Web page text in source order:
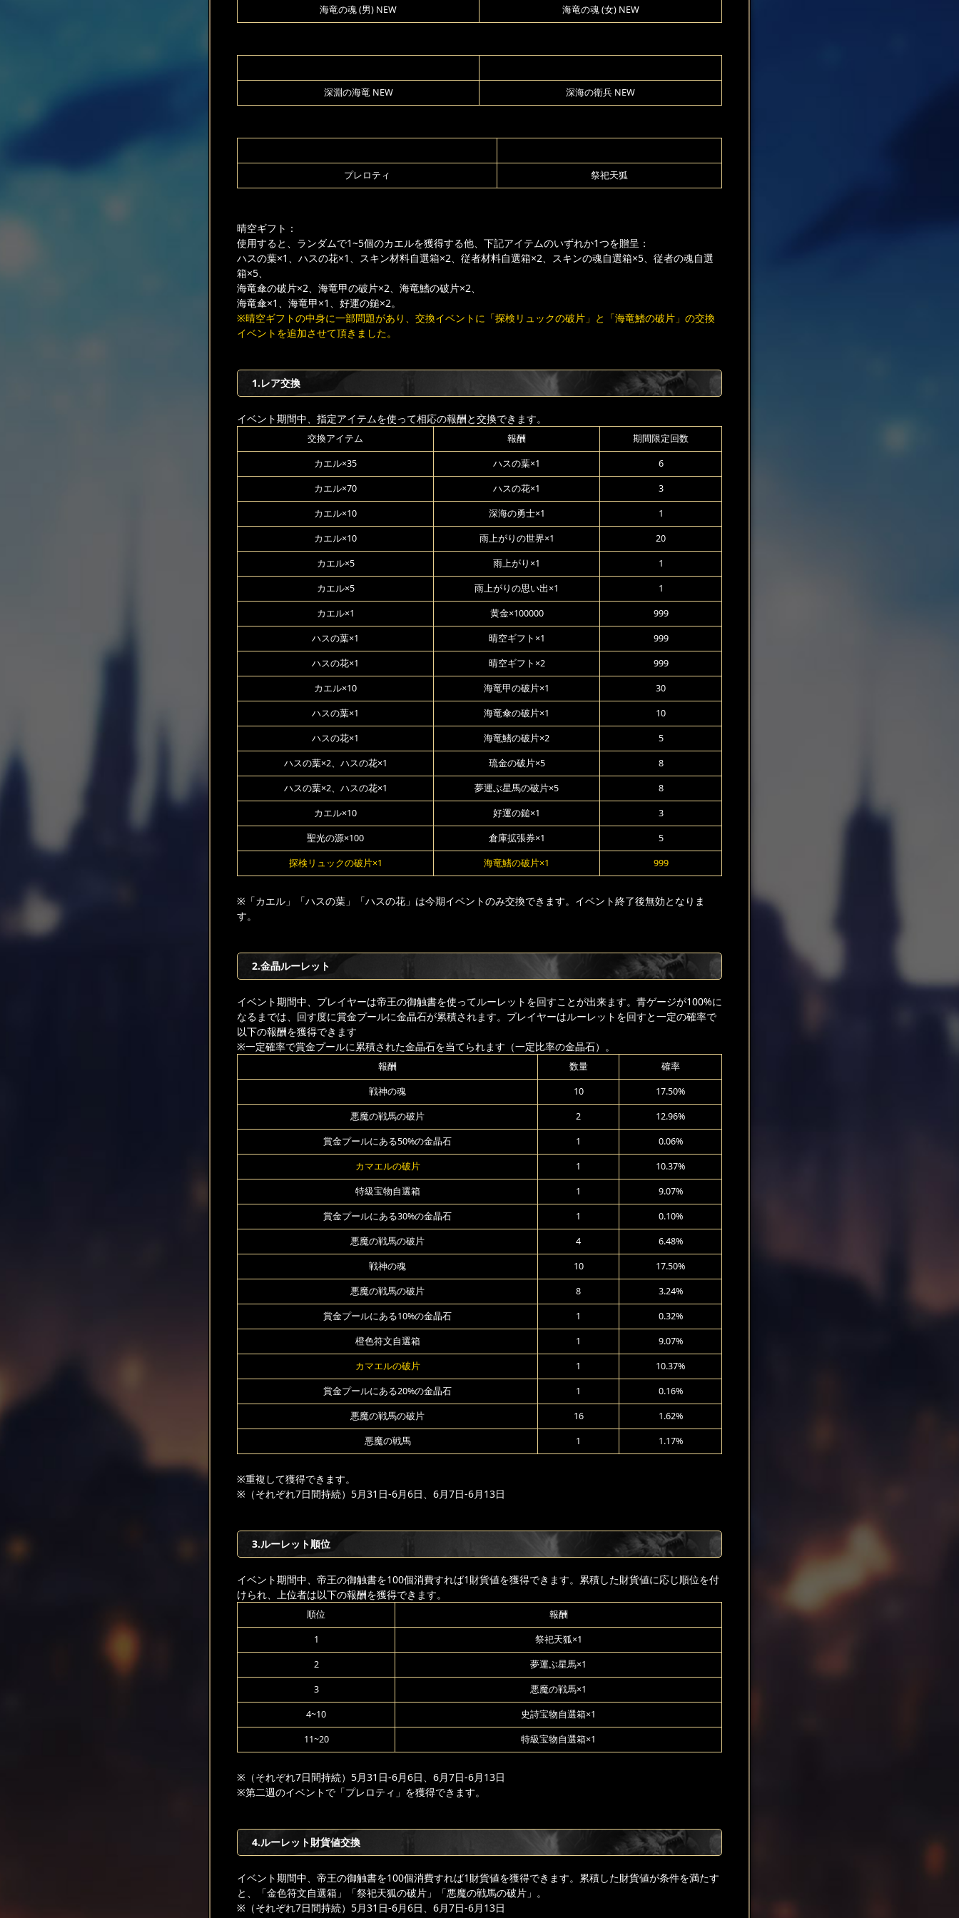
海竜の魂 (男) NEW 海竜の魂 (女) NEW
深淵の海竜 NEW 深海の衛兵 NEW
プレロティ 祭祀天狐
晴空ギフト：
使用すると、ランダムで1~5個のカエルを獲得する他、下記アイテムのいずれか1つを贈呈：
ハスの葉×1、ハスの花×1、スキン材料自選箱×2、従者材料自選箱×2、スキンの魂自選箱×5、従者の魂自選
箱×5、
海竜傘の破片×2、海竜甲の破片×2、海竜鰭の破片×2、
海竜傘×1、海竜甲×1、好運の鎚×2。
※晴空ギフトの中身に一部問題があり、交換イベントに「探検リュックの破片」と「海竜鰭の破片」の交換
イベントを追加させて頂きました。
1.レア交換
イベント期間中、指定アイテムを使って相応の報酬と交換できます。
交換アイテム 報酬 期間限定回数
カエル×35 ハスの葉×1 6
カエル×70 ハスの花×1 3
カエル×10 深海の勇士×1 1
カエル×10 雨上がりの世界×1 20
カエル×5 雨上がり×1 1
カエル×5 雨上がりの思い出×1 1
カエル×1 黄金×100000 999
ハスの葉×1 晴空ギフト×1 999
ハスの花×1 晴空ギフト×2 999
カエル×10 海竜甲の破片×1 30
ハスの葉×1 海竜傘の破片×1 10
ハスの花×1 海竜鰭の破片×2 5
ハスの葉×2、ハスの花×1 琉金の破片×5 8
ハスの葉×2、ハスの花×1 夢運ぶ星馬の破片×5 8
カエル×10 好運の鎚×1 3
聖光の源×100 倉庫拡張券×1 5
探検リュックの破片×1 海竜鰭の破片×1 999
※「カエル」「ハスの葉」「ハスの花」は今期イベントのみ交換できます。イベント終了後無効となりま
す。
2.金晶ルーレット
イベント期間中、プレイヤーは帝王の御触書を使ってルーレットを回すことが出来ます。青ゲージが100%に
なるまでは、回す度に賞金プールに金晶石が累積されます。プレイヤーはルーレットを回すと一定の確率で
以下の報酬を獲得できます
※一定確率で賞金プールに累積された金晶石を当てられます（一定比率の金晶石）。
報酬 数量 確率
戦神の魂 10 17.50%
悪魔の戦馬の破片 2 12.96%
賞金プールにある50%の金晶石 1 0.06%
カマエルの破片 1 10.37%
特級宝物自選箱 1 9.07%
賞金プールにある30%の金晶石 1 0.10%
悪魔の戦馬の破片 4 6.48%
戦神の魂 10 17.50%
悪魔の戦馬の破片 8 3.24%
賞金プールにある10%の金晶石 1 0.32%
橙色符文自選箱 1 9.07%
カマエルの破片 1 10.37%
賞金プールにある20%の金晶石 1 0.16%
悪魔の戦馬の破片 16 1.62%
悪魔の戦馬 1 1.17%
※重複して獲得できます。
※（それぞれ7日間持続）5月31日-6月6日、6月7日-6月13日
3.ルーレット順位
イベント期間中、帝王の御触書を100個消費すれば1財貨値を獲得できます。累積した財貨値に応じ順位を付
けられ、上位者は以下の報酬を獲得できます。
順位 報酬
1 祭祀天狐×1
2 夢運ぶ星馬×1
3 悪魔の戦馬×1
4~10 史詩宝物自選箱×1
11~20 特級宝物自選箱×1
※（それぞれ7日間持続）5月31日-6月6日、6月7日-6月13日
※第二週のイベントで「プレロティ」を獲得できます。
4.ルーレット財貨値交換
イベント期間中、帝王の御触書を100個消費すれば1財貨値を獲得できます。累積した財貨値が条件を満たす
と、「金色符文自選箱」「祭祀天狐の破片」「悪魔の戦馬の破片」。
※（それぞれ7日間持続）5月31日-6月6日、6月7日-6月13日